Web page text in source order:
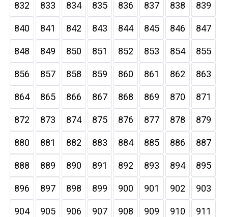
832 833 834 835 836 837 838 839
840 841 842 843 844 845 846 847
848 849 850 851 852 853 854 855
856 857 858 859 860 861 862 863
864 865 866 867 868 869 870 871
872 873 874 875 876 877 878 879
880 881 882 883 884 885 886 887
888 889 890 891 892 893 894 895
896 897 898 899 900 901 902 903
904 905 906 907 908 909 910 911